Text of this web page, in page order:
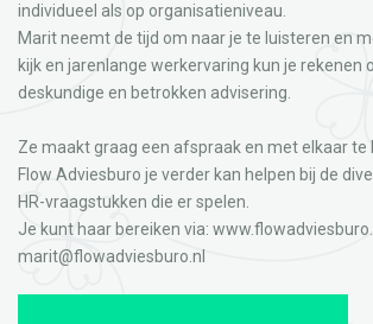
individueel als op organisatieniveau.
Marit neemt de tijd om naar je te luisteren en
kijk en jarenlange werkervaring kun je rekenen
deskundige en betrokken advisering.
Ze maakt graag een afspraak en met elkaar te
Flow Adviesburo je verder kan helpen bij de
HR-vraagstukken die er spelen.
Je kunt haar bereiken via:
marit@flowadviesburo.nl